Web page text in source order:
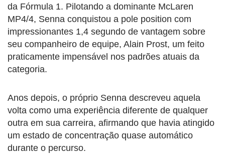
da Fórmula 1. Pilotando a dominante McLaren
MP4/4, Senna conquistou a pole position com
impressionantes 1,4 segundo de vantagem sobre
seu companheiro de equipe, Alain Prost, um feito
praticamente impensável nos padrões atuais da
categoria.
Anos depois, o próprio Senna descreveu aquela
volta como uma experiência diferente de qualquer
outra em sua carreira, afirmando que havia atingido
um estado de concentração quase automático
durante o percurso.